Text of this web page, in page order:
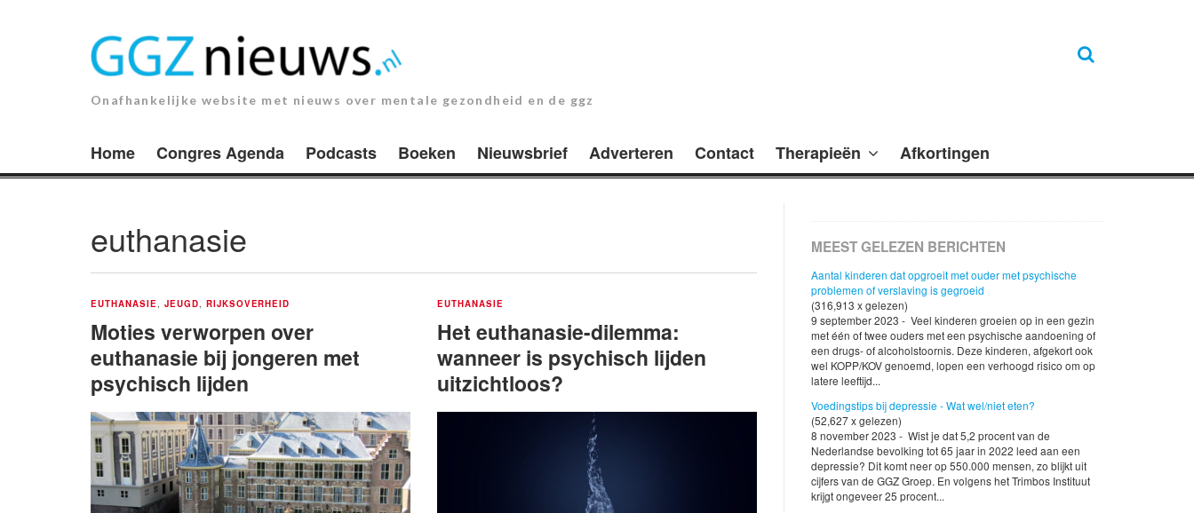
Onafhankelijke website met nieuws over mentale gezondheid en de ggz
Home Congres Agenda Podcasts Boeken Nieuwsbrief Adverteren Contact Therapieën Afkortingen
euthanasie
EUTHANASIE JEUGD RIJKSOVERHEID
Moties verworpen over
euthanasie bij jongeren met
psychisch lijden
EUTHANASIE
Het euthanasie-dilemma:
wanneer is psychisch lijden
uitzichtloos?
MEEST GELEZEN BERICHTEN
Aantal kinderen dat opgroeit met ouder met psychische
problemen of verslaving is gegroeid
(316,913 x gelezen)
9 september 2023 - Veel kinderen groeien op in een gezin
met één of twee ouders met een psychische aandoening of
een drugs- of alcoholstoornis. Deze kinderen, afgekort ook
wel KOPP/KOV genoemd, lopen een verhoogd risico om op
latere leeftijd...
Voedingstips bij depressie - Wat wel/niet eten?
(52,627 x gelezen)
8 november 2023 - Wist je dat 5,2 procent van de
Nederlandse bevolking tot 65 jaar in 2022 leed aan een
depressie? Dit komt neer op 550.000 mensen, zo blijkt uit
cijfers van de GGZ Groep. En volgens het Trimbos Instituut
krijgt ongeveer 25 procent...